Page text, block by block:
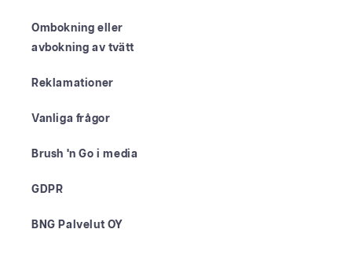
Ombokning eller
avbokning av tvätt
Reklamationer
Vanliga frågor
Brush 'n Go i media
GDPR
BNG Palvelut OY